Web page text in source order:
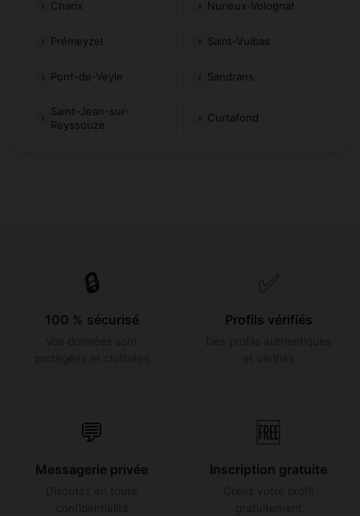
Charix Nurieux-Volognat
Prémeyzel Saint-Vulbas
Pont-de-Veyle Sandrans
Saint-Jean-sur-
Reyssouze
Curtafond
🔒
100 % sécurisé
✅
Profils vérifiés
💬
Messagerie privée
🆓
Inscription gratuite